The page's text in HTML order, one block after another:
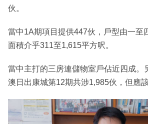
伙。
當中1A期項目提供447伙，戶型由一至
面積介乎311至1,615平方呎。
當中主打的三房連儲物室戶佔近四成。
澳日出康城第12期共涉1,985伙，但應